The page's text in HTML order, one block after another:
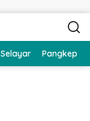
Selayar Pangkep